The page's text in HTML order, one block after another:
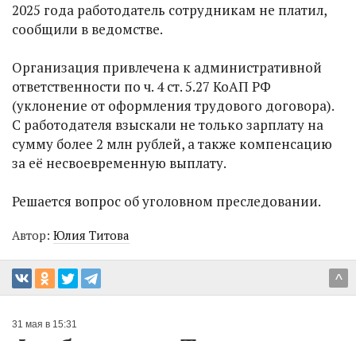
2025 года работодатель сотрудникам не платил,
сообщили в ведомстве.
Организация привлечена к административной
ответственности по ч. 4 ст. 5.27 КоАП РФ
(уклонение от оформления трудового договора).
С работодателя взыскали не только зарплату на
сумму более 2 млн рублей, а также компенсацию
за её несвоевременную выплату.
Решается вопрос об уголовном преследовании.
Автор: Юлия Титова
^
31 мая в 15:31